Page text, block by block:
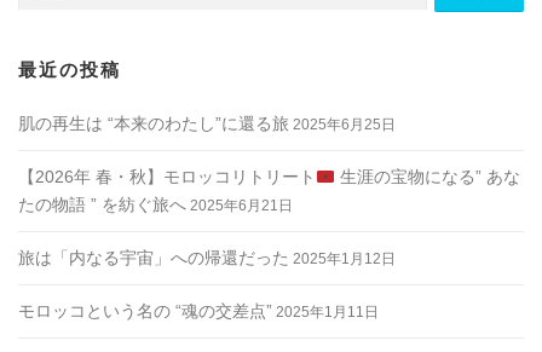
最近の投稿
肌の再生は “本来のわたし”に還る旅 2025年6月25日
【2026年 春・秋】モロッコリトリート
生涯の宝物になる” あな
たの物語 ” を紡ぐ旅へ 2025年6月21日
旅は「内なる宇宙」への帰還だった 2025年1月12日
モロッコという名の “魂の交差点” 2025年1月11日